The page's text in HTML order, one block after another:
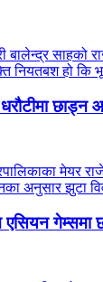
बालेन्द्र साहको
नियतबश हो कि
छाड्न
मेयर
अनुसार झुटा
गेम्समा